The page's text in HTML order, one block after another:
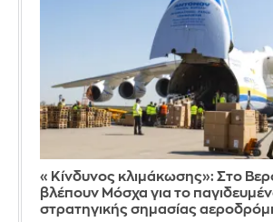
«Κίνδυνος κλιμάκωσης»: Στο
βλέπουν Μόσχα για το
στρατηγικής σημασίας